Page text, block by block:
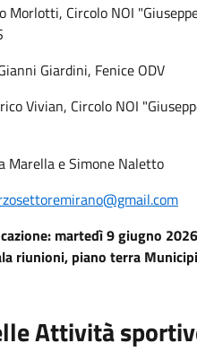
Morlotti, Circolo NOI
Giardini, Fenice ODV
Vivian, Circolo NOI
Marella e Simone Naletto
martedì 9 giugno
riunioni, piano terra
Attività